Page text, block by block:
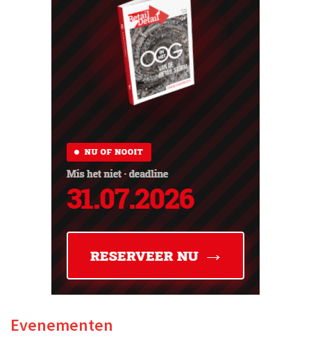
Evenementen